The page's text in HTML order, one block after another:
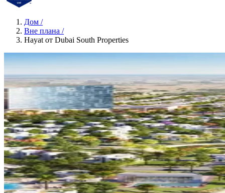
Дом /
Вне плана /
Hayat от Dubai South Properties